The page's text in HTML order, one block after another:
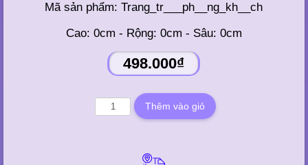
Mã sản phẩm: Trang_tr___ph__ng_kh__ch
Cao: 0cm - Rộng: 0cm - Sâu: 0cm
498.000₫